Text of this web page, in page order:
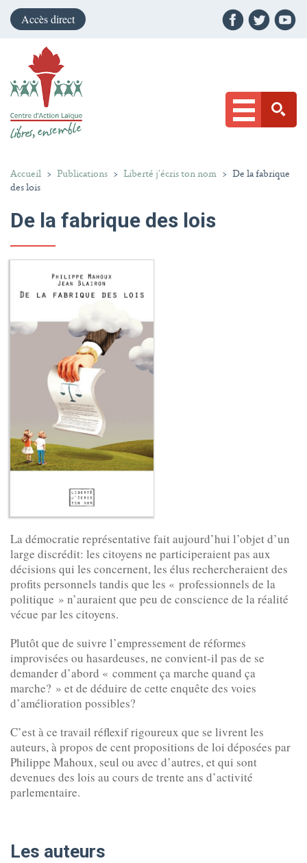
Accès direct
Accueil > Publications > Liberté j'écris ton nom > De la fabrique
des lois
De la fabrique des lois
La démocratie représentative fait aujourd’hui l’objet d’un
large discrédit: les citoyens ne participeraient pas aux
décisions qui les concernent, les élus rechercheraient des
profits personnels tandis que les « professionnels de la
politique » n’auraient que peu de conscience de la réalité
vécue par les citoyens.
Plutôt que de suivre l’empressement de réformes
improvisées ou hasardeuses, ne convient-il pas de se
demander d’abord « comment ça marche quand ça
marche? » et de déduire de cette enquête des voies
d’amélioration possibles?
C’est à ce travail réflexif rigoureux que se livrent les
auteurs, à propos de cent propositions de loi déposées par
Philippe Mahoux, seul ou avec d’autres, et qui sont
devenues des lois au cours de trente ans d’activité
parlementaire.
Les auteurs